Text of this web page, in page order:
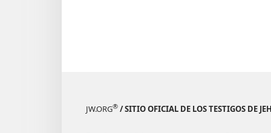
JW.ORG® / SITIO OFICIAL DE LOS TESTIGOS DE